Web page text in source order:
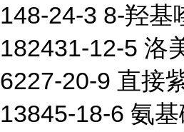
148-24-3 8-羟基
182431-12-5 洛
6227-20-9 直接
13845-18-6 氨